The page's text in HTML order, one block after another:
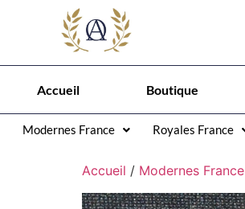
Accueil Boutique
Modernes France Royales France
Accueil / Modernes France